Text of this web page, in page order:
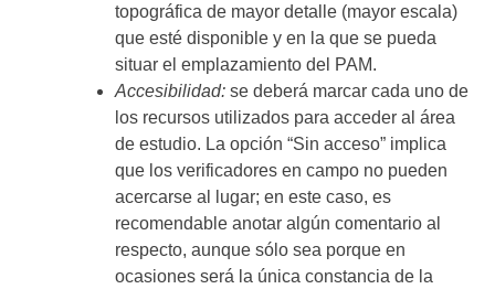
topográfica de mayor detalle (mayor escala)
que esté disponible y en la que se pueda
situar el emplazamiento del PAM.
Accesibilidad: se deberá marcar cada uno de
los recursos utilizados para acceder al área
de estudio. La opción “Sin acceso” implica
que los verificadores en campo no pueden
acercarse al lugar; en este caso, es
recomendable anotar algún comentario al
respecto, aunque sólo sea porque en
ocasiones será la única constancia de la